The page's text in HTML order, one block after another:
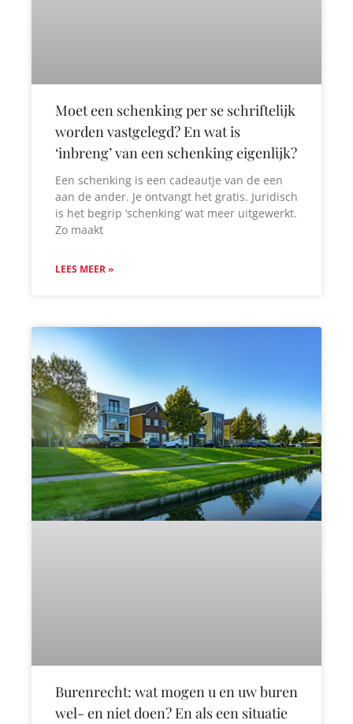
Moet een schenking per se schriftelijk
worden vastgelegd? En wat is
‘inbreng’ van een schenking eigenlijk?
Een schenking is een cadeautje van de een
aan de ander. Je ontvangt het gratis. Juridisch
is het begrip ‘schenking’ wat meer uitgewerkt.
Zo maakt
LEES MEER »
Burenrecht: wat mogen u en uw buren
wel- en niet doen? En als een situatie